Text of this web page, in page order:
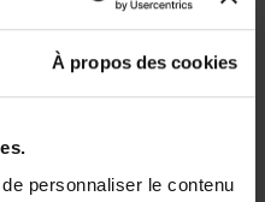
À propos des cookies
personnaliser le contenu
B